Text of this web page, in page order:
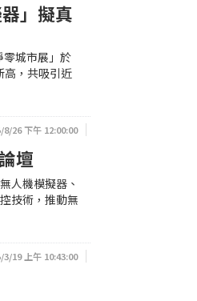
」擬真
零城市展」於
高，共吸引近
8/26 下午 12:00:00
壇
人機模擬器、
技術，推動無
3/19 上午 10:43:00